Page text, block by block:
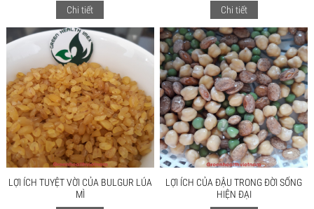
Chi tiết
Chi tiết
LỢI ÍCH TUYỆT VỜI CỦA BULGUR LÚA
MÌ
LỢI ÍCH CỦA ĐẬU TRONG ĐỜI SỐNG
HIỆN ĐẠI